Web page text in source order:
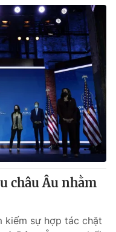
châu Âu nhằm
kiếm sự hợp tác chặt